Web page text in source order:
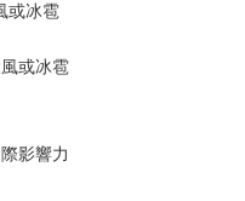
或冰雹
或冰雹
影響力